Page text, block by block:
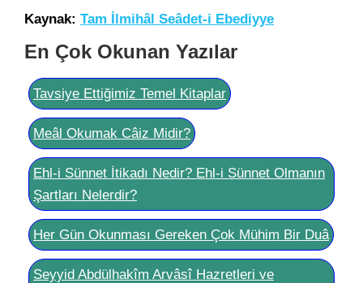
Kaynak: Tam İlmihâl Seâdet-i Ebediyye
En Çok Okunan Yazılar
Tavsiye Ettiğimiz Temel Kitaplar
Meâl Okumak Câiz Midir?
Ehl-i Sünnet İtikadı Nedir? Ehl-i Sünnet Olmanın
Şartları Nelerdir?
Her Gün Okunması Gereken Çok Mühim Bir Duâ
Seyyid Abdülhakîm Arvâsî Hazretleri ve